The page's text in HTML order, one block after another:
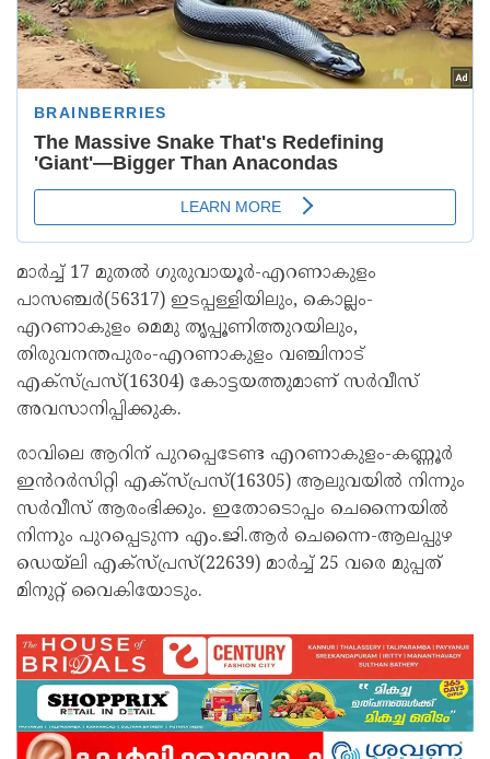
മാർച്ച് 17 മുതൽ ഗുരുവായൂർ-എറണാകുളം
പാസഞ്ചർ(56317) ഇടപ്പള്ളിയിലും, കൊല്ലം-
എറണാകുളം മെമു തൃപ്പൂണിത്തുറയിലും,
തിരുവനന്തപുരം-എറണാകുളം വഞ്ചിനാട്
എക്സ്പ്രസ്(16304) കോട്ടയത്തുമാണ് സർവീസ്
അവസാനിപ്പിക്കുക.
രാവിലെ ആറിന് പുറപ്പെടേണ്ട എറണാകുളം-കണ്ണൂർ
ഇൻറർസിറ്റി എക്സ്പ്രസ്(16305) ആലുവയിൽ നിന്നും
സർവീസ് ആരംഭിക്കും. ഇതോടൊപ്പം ചെന്നൈയിൽ
നിന്നും പുറപ്പെടുന്ന എം.ജി.ആർ ചെന്നൈ-ആലപ്പുഴ
ഡെയ്‍ലി എക്സ്പ്രസ്(22639) മാർച്ച് 25 വരെ മുപ്പത്
മിനുറ്റ് വൈകിയോടും.